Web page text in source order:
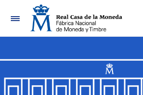
Navegación